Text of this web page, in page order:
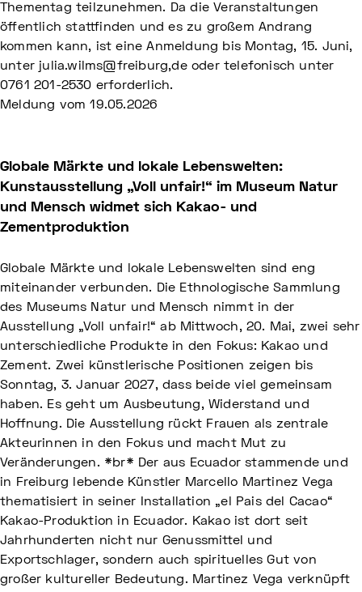
Thementag teilzunehmen. Da die Veranstaltungen
öffentlich stattfinden und es zu großem Andrang
kommen kann, ist eine Anmeldung bis Montag, 15. Juni,
unter julia.wilms@freiburg,de oder telefonisch unter
0761 201-2530 erforderlich.
Meldung vom19.05.2026
Globale Märkte und lokale Lebenswelten:
Kunstausstellung „Voll unfair!“ im Museum Natur
und Mensch widmet sich Kakao- und
Zementproduktion
Globale Märkte und lokale Lebenswelten sind eng
miteinander verbunden. Die Ethnologische Sammlung
des Museums Natur und Mensch nimmt in der
Ausstellung „Voll unfair!“ ab Mittwoch, 20. Mai, zwei sehr
unterschiedliche Produkte in den Fokus: Kakao und
Zement. Zwei künstlerische Positionen zeigen bis
Sonntag, 3. Januar 2027, dass beide viel gemeinsam
haben. Es geht um Ausbeutung, Widerstand und
Hoffnung. Die Ausstellung rückt Frauen als zentrale
Akteurinnen in den Fokus und macht Mut zu
Veränderungen. *br* Der aus Ecuador stammende und
in Freiburg lebende Künstler Marcello Martinez Vega
thematisiert in seiner Installation „el Pais del Cacao“
Kakao-Produktion in Ecuador. Kakao ist dort seit
Jahrhunderten nicht nur Genussmittel und
Exportschlager, sondern auch spirituelles Gut von
großer kultureller Bedeutung. Martinez Vega verknüpft